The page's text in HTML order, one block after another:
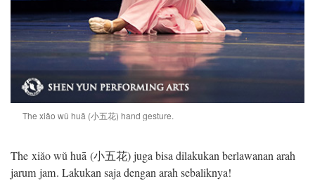
The xiǎo wǔ huā (小五花) hand gesture.
The xiǎo wǔ huā (小五花) juga bisa dilakukan berlawanan arah
jarum jam. Lakukan saja dengan arah sebaliknya!